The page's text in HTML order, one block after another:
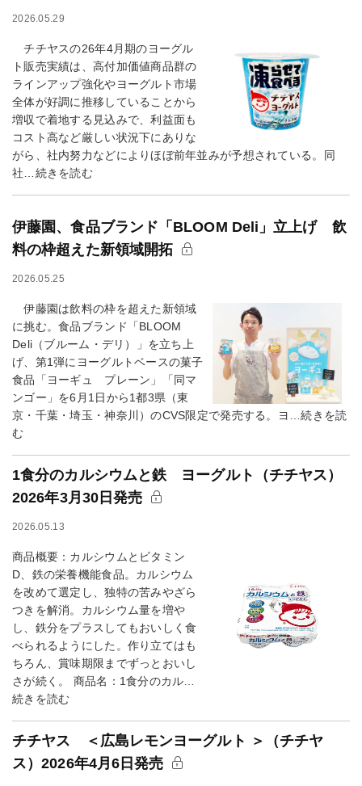
2026.05.29
チチヤスの26年4月期のヨーグル
ト販売実績は、高付加価値商品群の
ラインアップ強化やヨーグルト市場
全体が好調に推移していることから
増収で着地する見込みで、利益面も
コスト高など厳しい状況下にありな
がら、社内努力などによりほぼ前年並みが予想されている。同
社…続きを読む
伊藤園、食品ブランド「BLOOM Deli」立上げ 飲
料の枠超えた新領域開拓
2026.05.25
伊藤園は飲料の枠を超えた新領域
に挑む。食品ブランド「BLOOM
Deli（ブルーム・デリ）」を立ち上
げ、第1弾にヨーグルトベースの菓子
食品「ヨーギュ プレーン」「同マ
ンゴー」を6月1日から1都3県（東
京・千葉・埼玉・神奈川）のCVS限定で発売する。ヨ…続きを読
む
1食分のカルシウムと鉄 ヨーグルト（チチヤス）
2026年3月30日発売
2026.05.13
商品概要：カルシウムとビタミン
D、鉄の栄養機能食品。カルシウム
を改めて選定し、独特の苦みやざら
つきを解消。カルシウム量を増や
し、鉄分をプラスしてもおいしく食
べられるようにした。作り立てはも
ちろん、賞味期限までずっとおいし
さが続く。 商品名：1食分のカル…
続きを読む
チチヤス ＜広島レモンヨーグルト ＞（チチヤ
ス）2026年4月6日発売